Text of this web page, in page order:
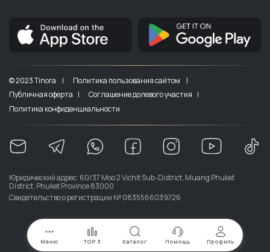
Меню TOP 3 Каталог Помощь Профиль
© 2023 Tinora |
Политика пользования сайтом |
Публичная оферта |
Соглашение долевого участия |
Политика конфиденциальности
Юридический адрес: 60/37 Moo 2 Vichit Sub-District, Muang Phuket
District, Phuket Province 83000
Свидетельство о регистрации № 0835566039726